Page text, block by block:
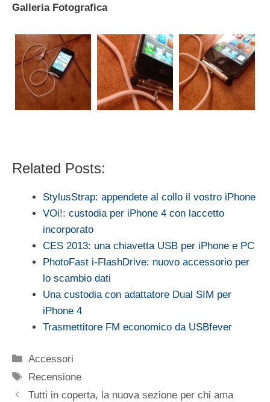
Galleria Fotografica
Related Posts:
StylusStrap: appendete al collo il vostro iPhone
VOi!: custodia per iPhone 4 con laccetto
incorporato
CES 2013: una chiavetta USB per iPhone e PC
PhotoFast i-FlashDrive: nuovo accessorio per
lo scambio dati
Una custodia con adattatore Dual SIM per
iPhone 4
Trasmettitore FM economico da USBfever
Categorie
Accessori
Tag
Recensione
Tutti in coperta, la nuova sezione per chi ama